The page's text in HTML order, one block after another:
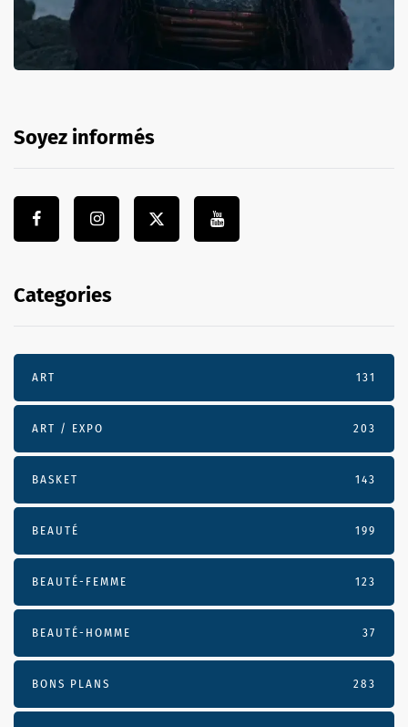
Soyez informés
Categories
ART 131
ART / EXPO 203
BASKET 143
BEAUTÉ 199
BEAUTÉ-FEMME 123
BEAUTÉ-HOMME 37
BONS PLANS 283